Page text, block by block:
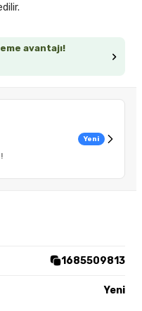
avantajı!
Yeni
1685509813
Yeni